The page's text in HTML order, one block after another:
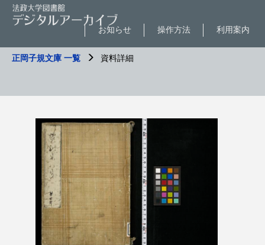
利用案内
操作方法
お知らせ
正岡子規文庫 一覧 資料詳細